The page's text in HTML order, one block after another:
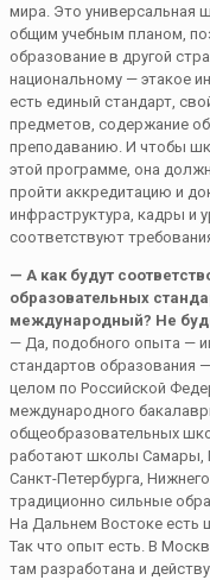
мира. Это универсальная
общим учебным планом,
образование в другой
национальному — этакое
есть единый стандарт,
предметов, содержание
преподаванию. И чтобы
этой программе, она
пройти аккредитацию и
инфраструктура, кадры и
соответствуют
— А как будут
образовательных
международный? Не
— Да, подобного опыта —
стандартов образования
целом по Российской
международного
общеобразовательных
работают школы Самары,
Санкт-Петербурга,
традиционно сильные
На Дальнем Востоке есть
Так что опыт есть. В
там разработана и